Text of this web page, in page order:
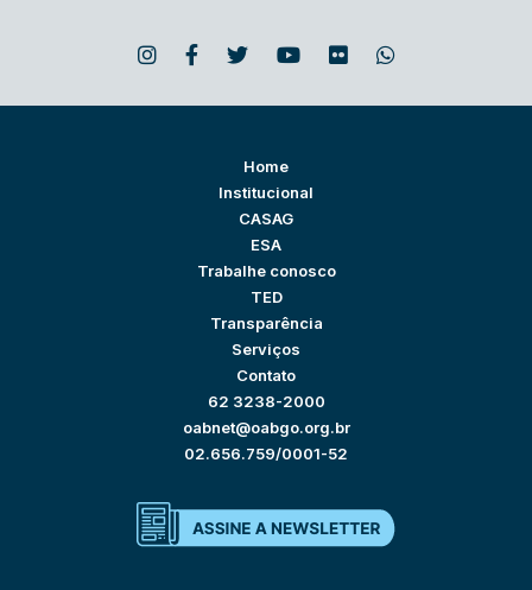
Home
Institucional
CASAG
ESA
Trabalhe conosco
TED
Transparência
Serviços
Contato
62 3238-2000
oabnet@oabgo.org.br
02.656.759/0001-52